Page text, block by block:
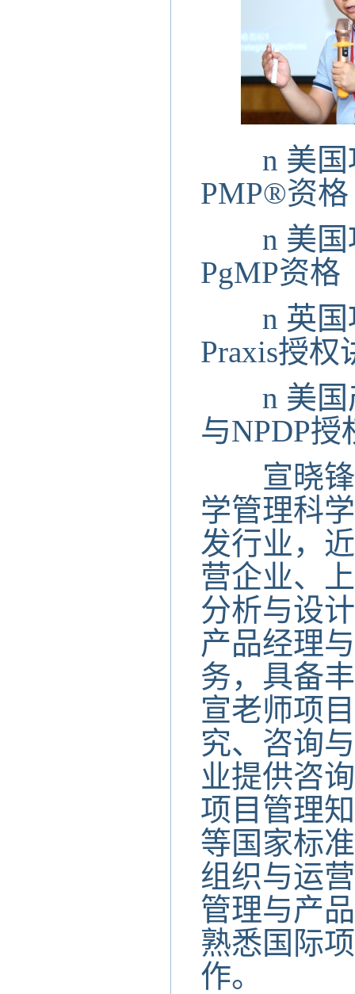
n 美
PMP®资格
n 美
PgMP资格
n 英
Praxis授权
n 美
与NPDP授
宣晓锋
学管理科
发行业，
营企业、
分析与设
产品经理
务，具备
宣老师项
究、咨询
业提供咨
项目管理
等国家标
组织与运
管理与产
熟悉国际
作。